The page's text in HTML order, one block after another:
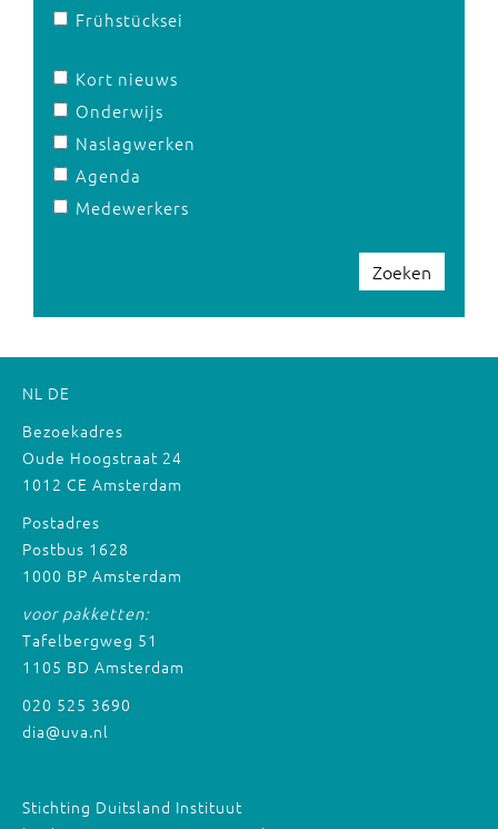
Frühstücksei
Kort nieuws
Onderwijs
Naslagwerken
Agenda
Medewerkers
Zoeken
NL DE
Bezoekadres
Oude Hoogstraat 24
1012 CE Amsterdam
Postadres
Postbus 1628
1000 BP Amsterdam
voor pakketten:
Tafelbergweg 51
1105 BD Amsterdam
020 525 3690
dia@uva.nl
Stichting Duitsland Instituut